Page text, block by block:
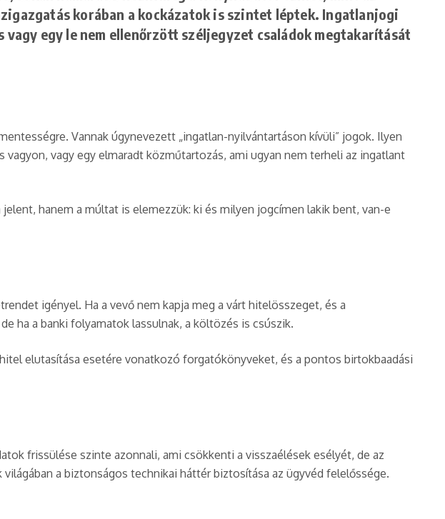
korában a kockázatok is szintet léptek. Ingatlanjogi
egy le nem ellenőrzött széljegyzet családok megtakarítását
Vannak úgynevezett „ingatlan-nyilvántartáson kívüli” jogok. Ilyen
vagy egy elmaradt közműtartozás, ami ugyan nem terheli az ingatlant
hanem a múltat is elemezzük: ki és milyen jogcímen lakik bent, van-e
igényel. Ha a vevő nem kapja meg a várt hitelösszeget, és a
ha a banki folyamatok lassulnak, a költözés is csúszik.
elutasítása esetére vonatkozó forgatókönyveket, és a pontos birtokbaadási
frissülése szinte azonnali, ami csökkenti a visszaélések esélyét, de az
a biztonságos technikai háttér biztosítása az ügyvéd felelőssége.